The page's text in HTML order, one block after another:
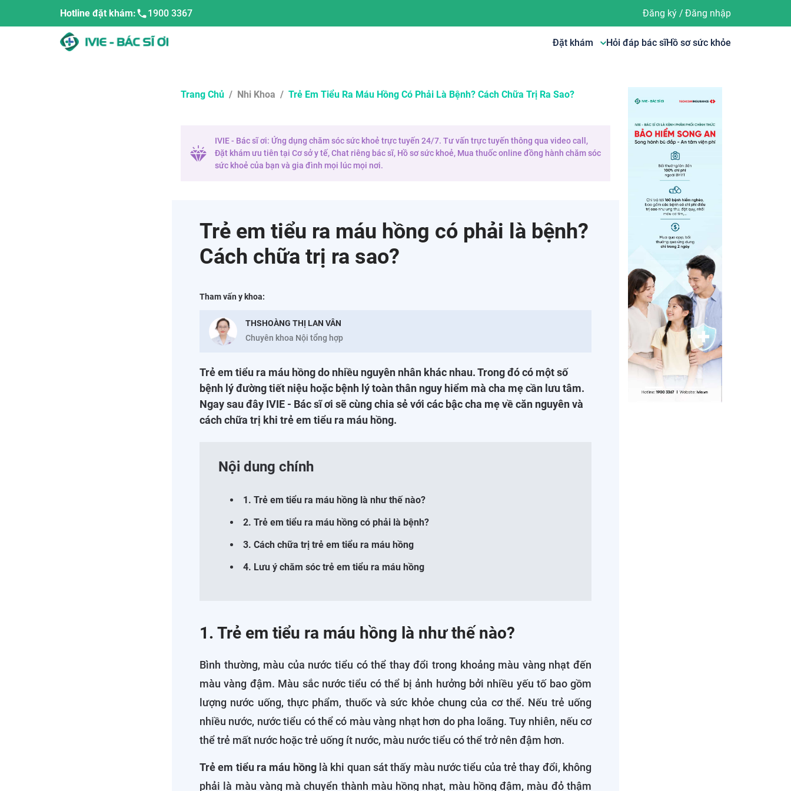
Hotline đặt khám: 1900 3367 Đăng ký/ Đăng nhập
Đặt khám Hỏi đáp bác sĩHồ sơ sức khỏe
Trang Chủ / Nhi Khoa / Trẻ Em Tiểu Ra Máu Hồng Có Phải Là Bệnh? Cách Chữa Trị Ra Sao?
IVIE - Bác sĩ ơi: Ứng dụng chăm sóc sức khoẻ trực tuyến 24/7. Tư vấn trực tuyến thông qua video call,
Đặt khám ưu tiên tại Cơ sở y tế, Chat riêng bác sĩ, Hồ sơ sức khoẻ, Mua thuốc online đồng hành chăm sóc
sức khoẻ của bạn và gia đình mọi lúc mọi nơi.
Trẻ em tiểu ra máu hồng có phải là bệnh?
Cách chữa trị ra sao?
Tham vấn y khoa:
THSHOÀNG THỊ LAN VÂN
Chuyên khoa Nội tổng hợp
Trẻ em tiểu ra máu hồng do nhiều nguyên nhân khác nhau. Trong đó có một số
bệnh lý đường tiết niệu hoặc bệnh lý toàn thân nguy hiểm mà cha mẹ cần lưu tâm.
Ngay sau đây IVIE - Bác sĩ ơi sẽ cùng chia sẻ với các bậc cha mẹ về căn nguyên và
cách chữa trị khi trẻ em tiểu ra máu hồng.
Nội dung chính
1. Trẻ em tiểu ra máu hồng là như thế nào?
2. Trẻ em tiểu ra máu hồng có phải là bệnh?
3. Cách chữa trị trẻ em tiểu ra máu hồng
4. Lưu ý chăm sóc trẻ em tiểu ra máu hồng
1. Trẻ em tiểu ra máu hồng là như thế nào?
Bình thường, màu của nước tiểu có thể thay đổi trong khoảng màu vàng nhạt đến
màu vàng đậm. Màu sắc nước tiểu có thể bị ảnh hưởng bởi nhiều yếu tố bao gồm
lượng nước uống, thực phẩm, thuốc và sức khỏe chung của cơ thể. Nếu trẻ uống
nhiều nước, nước tiểu có thể có màu vàng nhạt hơn do pha loãng. Tuy nhiên, nếu cơ
thể trẻ mất nước hoặc trẻ uống ít nước, màu nước tiểu có thể trở nên đậm hơn.
Trẻ em tiểu ra máu hồnglà khi quan sát thấy màu nước tiểu của trẻ thay đổi, không
phải là màu vàng mà chuyển thành màu hồng nhạt, màu hồng đậm, màu đỏ thậm